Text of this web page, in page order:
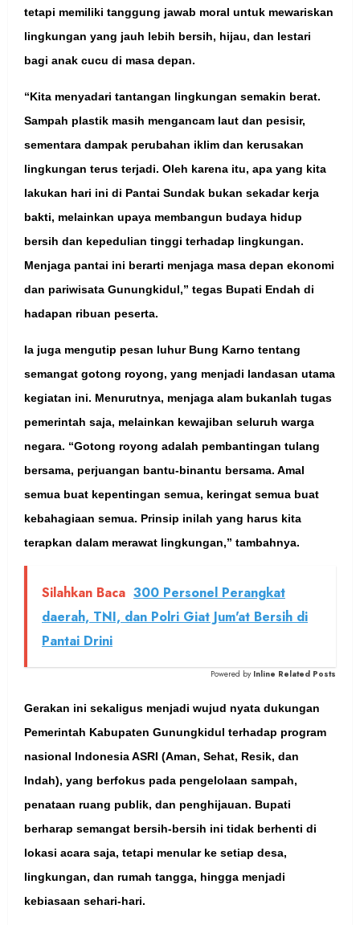
tetapi memiliki tanggung jawab moral untuk mewariskan
lingkungan yang jauh lebih bersih, hijau, dan lestari
bagi anak cucu di masa depan.
“Kita menyadari tantangan lingkungan semakin berat.
Sampah plastik masih mengancam laut dan pesisir,
sementara dampak perubahan iklim dan kerusakan
lingkungan terus terjadi. Oleh karena itu, apa yang kita
lakukan hari ini di Pantai Sundak bukan sekadar kerja
bakti, melainkan upaya membangun budaya hidup
bersih dan kepedulian tinggi terhadap lingkungan.
Menjaga pantai ini berarti menjaga masa depan ekonomi
dan pariwisata Gunungkidul,” tegas Bupati Endah di
hadapan ribuan peserta.
Ia juga mengutip pesan luhur Bung Karno tentang
semangat gotong royong, yang menjadi landasan utama
kegiatan ini. Menurutnya, menjaga alam bukanlah tugas
pemerintah saja, melainkan kewajiban seluruh warga
negara. “Gotong royong adalah pembantingan tulang
bersama, perjuangan bantu-binantu bersama. Amal
semua buat kepentingan semua, keringat semua buat
kebahagiaan semua. Prinsip inilah yang harus kita
terapkan dalam merawat lingkungan,” tambahnya.
Silahkan Baca 300 Personel Perangkat
daerah, TNI, dan Polri Giat Jum'at Bersih di
Pantai Drini
Powered by Inline Related Posts
Gerakan ini sekaligus menjadi wujud nyata dukungan
Pemerintah Kabupaten Gunungkidul terhadap program
nasional Indonesia ASRI (Aman, Sehat, Resik, dan
Indah), yang berfokus pada pengelolaan sampah,
penataan ruang publik, dan penghijauan. Bupati
berharap semangat bersih-bersih ini tidak berhenti di
lokasi acara saja, tetapi menular ke setiap desa,
lingkungan, dan rumah tangga, hingga menjadi
kebiasaan sehari-hari.